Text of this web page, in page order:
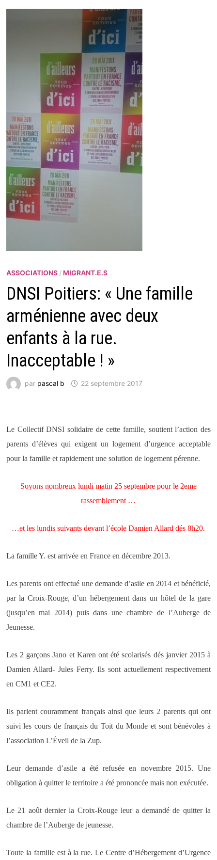
ASSOCIATIONS/ MIGRANT.E.S
DNSI Poitiers: « Une famille
arménienne avec deux
enfants à la rue.
Inacceptable ! »
par pascal b 22 septembre 2017
Le Collectif DNSI solidaire de cette famille, soutient l’action des
parents d’élèves qui exigent un logement d’urgence acceptable
pour la famille et rapidement une solution de logement pérenne.
Soyons nombreux lundi matin 25 septembre pour le 2eme
rassemblement …
…et les lundis suivants devant l’école Damien Allard dés 8h20.
La famille Y. est arrivée en France en décembre 2013.
Les parents ont effectué une demande d’asile en 2014 et bénéficié,
par la Croix-Rouge, d’un hébergement dans un hôtel de la gare
(jusqu’en mai 2014) puis dans une chambre de l’Auberge de
Jeunesse.
Les 2 garçons Jano et Karen ont été scolarisés dés janvier 2015 à
Damien Allard- Jules Ferry. Ils sont actuellement respectivement
en CM1 et CE2.
Ils parlent couramment français ainsi que leurs 2 parents qui ont
suivi les cours de français du Toit du Monde et sont bénévoles à
l’association L’Éveil de la Zup.
Leur demande d’asile a été refusée en novembre 2015. Une
obligation à quitter le territoire a été prononcée mais non exécutée.
Le 21 août dernier la Croix-Rouge leur a demandé de quitter la
chambre de l’Auberge de jeunesse.
Toute la famille est à la rue. Le Centre d’Hébergement d’Urgence